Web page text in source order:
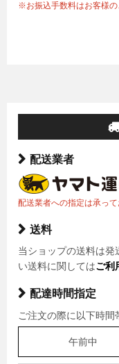
※お振込手数料はお客様の
配送業者
配送業者への指定は承って
送料
当ショップの送料は発
い送料に関してはご利
配達時間指定
ご注文の際に以下時間
午前中